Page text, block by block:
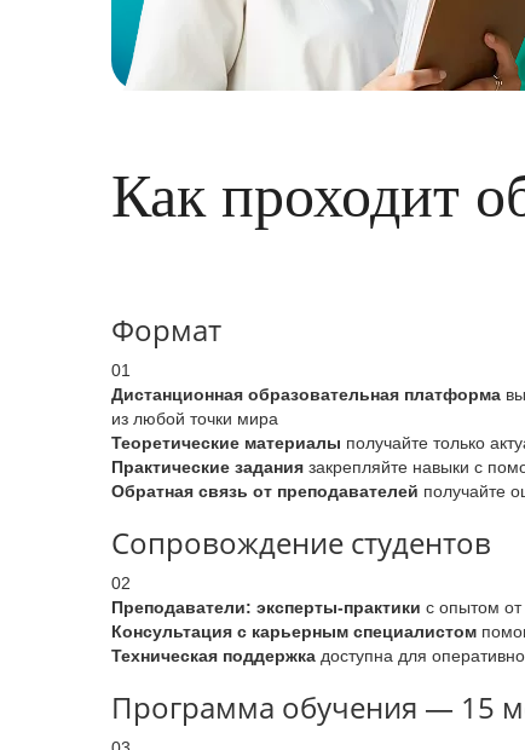
Как проходит
Формат
01
Дистанционная образовательная платформа
из любой точки мира
Теоретические материалы получайте только
Практические задания закрепляйте навыки с
Обратная связь от преподавателей получайте
Сопровождение студентов
02
Преподаватели: эксперты-практики с опытом
Консультация с карьерным специалистом
Техническая поддержка доступна для
Программа обучения — 15